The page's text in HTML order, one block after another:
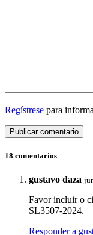
Regístrese para
18 comentarios
gustavo daza
Favor incluir o
SL3507-2024.
Responder a